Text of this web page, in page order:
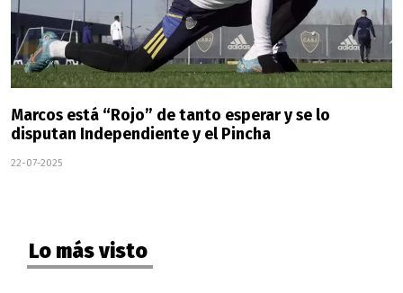
Marcos está “Rojo” de tanto esperar y se lo
disputan Independiente y el Pincha
22-07-2025
Lo más visto